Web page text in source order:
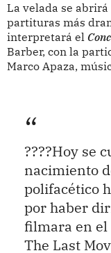
La velada se
partituras más
interpretará el
Barber, con la
Marco Apaza,
????Hoy se
nacimiento
polifacético
por haber
filmara en el
The Last